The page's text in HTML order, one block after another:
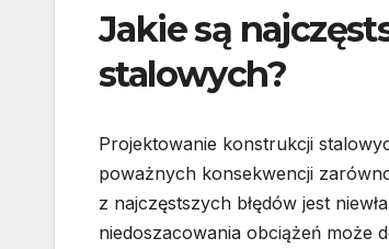
Jakie są
stalowych?
Projektowanie konstrukcji
poważnych konsekwencji
z najczęstszych błędów jest
niedoszacowania obciążeń może